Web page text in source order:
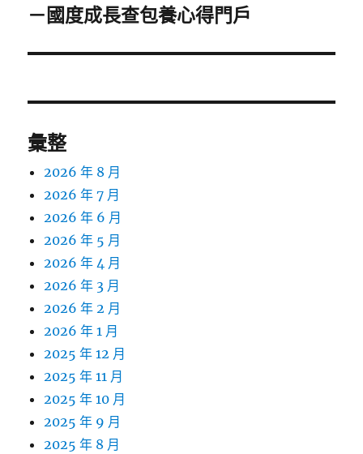
章:
－國度成長查包養心得門戶
彙整
2026 年 8 月
2026 年 7 月
2026 年 6 月
2026 年 5 月
2026 年 4 月
2026 年 3 月
2026 年 2 月
2026 年 1 月
2025 年 12 月
2025 年 11 月
2025 年 10 月
2025 年 9 月
2025 年 8 月